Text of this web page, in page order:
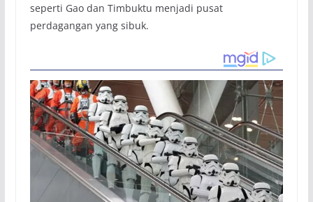
seperti Gao dan Timbuktu menjadi pusat
perdagangan yang sibuk.